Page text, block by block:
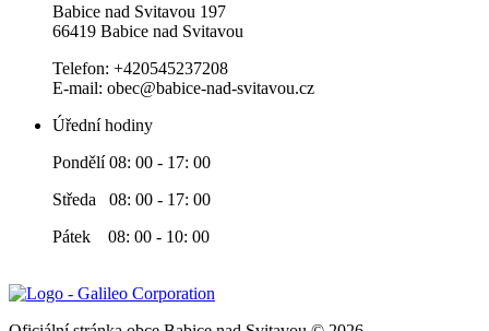
Babice nad Svitavou 197
66419 Babice nad Svitavou
Telefon: +420545237208
E-mail: obec@babice-nad-svitavou.cz
Úřední hodiny
Pondělí 08: 00 - 17: 00
Středa 08: 00 - 17: 00
Pátek 08: 00 - 10: 00